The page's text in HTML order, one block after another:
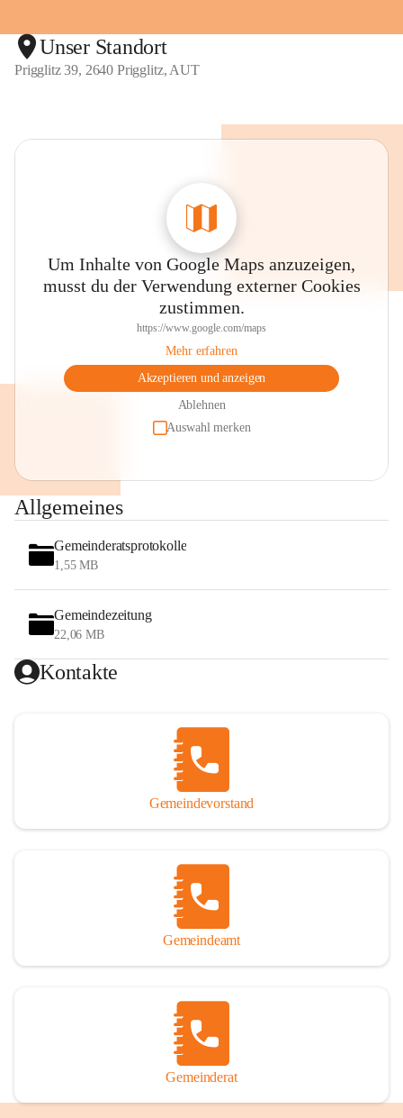
Unser Standort
Prigglitz 39, 2640 Prigglitz, AUT
Um Inhalte von Google Maps anzuzeigen,
musst du der Verwendung externer Cookies
zustimmen.
https://www.google.com/maps
Mehr erfahren
Akzeptieren und anzeigen
Ablehnen
Auswahl merken
Allgemeines
Gemeinderatsprotokolle
1,55 MB
Gemeindezeitung
22,06 MB
Kontakte
Gemeindevorstand
Gemeindeamt
Gemeinderat